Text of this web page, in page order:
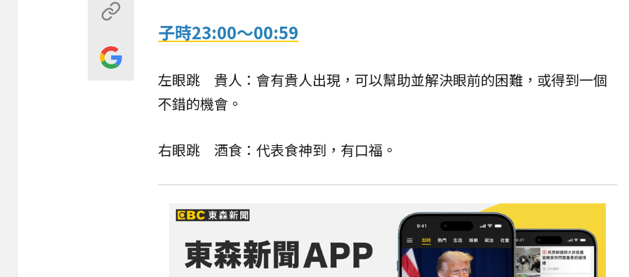
子時23:00～00:59
左眼跳 貴人：會有貴人出現，可以幫助並解決眼前的困難，或得到一個
不錯的機會。
右眼跳 酒食：代表食神到，有口福。